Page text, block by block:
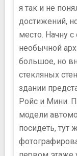
я так и не
достижений,
место. Начну с
необычной
большое, но
стекляных
здании
Ройс и Мини.
модели
посидеть,